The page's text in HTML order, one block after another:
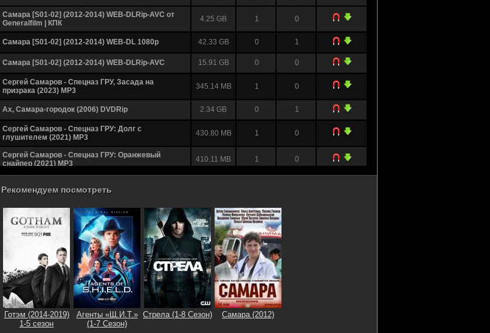
Самара [S01-02] (2012-2014) WEB-DLRip-AVC от
Generalfilm | КПК
4.25 GB 1 0
Самара [S01-02] (2012-2014) WEB-DL 1080p 42.33 GB 0 1
Самара [S01-02] (2012-2014) WEB-DLRip-AVC 15.91 GB 0 0
Сергей Самаров - Спецназ ГРУ, Засада на
призрака (2023) МР3
345.14 MB 1 0
Ах, Самара-городок (2006) DVDRip 2.34 GB 0 1
Сергей Самаров - Спецназ ГРУ: Долг с
глушителем (2021) MP3
430.80 MB 1 0
Сергей Самаров - Спецназ ГРУ: Оранжевый
снайпер (2021) MP3
410.11 MB 1 0
(Москва) - Крылья Советов (Самара) [12.05] (2021)
Футбол. Кубок России 2020-2021. 1/4
финала.Крылья Советов (Самара) - Динамо
(Москва) [08.04] (2021) IPTV 1080p
2.74 GB 0
Сергей Самаров - Предают только свои (2019)
323.79 MB 1
Футбол. Чемпионат России 2019-2020. 19-й тур.
Крылья Советов (Самара) - Урал (Екатеринбург)
[08.12] (2019) IPTV 1080p
3.05 GB 0
Футбол. Чемпионат России 2019-2020. 15-й тур.
Крылья Советов (Самара) - Рубин (Казань) [04.11]
(2019) IPTV 1080p
3.11 GB 0
Рекомендуем посмотреть
Готэм (2014-2019)
1-5 сезон
Агенты «Щ.И.Т.»
(1-7 Сезон)
Стрела (1-8 Сезон) Самара (2012)